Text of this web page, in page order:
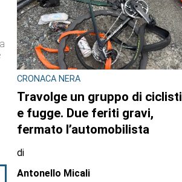
CRONACA NERA
Travolge un gruppo di ciclisti
e fugge. Due feriti gravi,
fermato l’automobilista
di
Antonello Micali